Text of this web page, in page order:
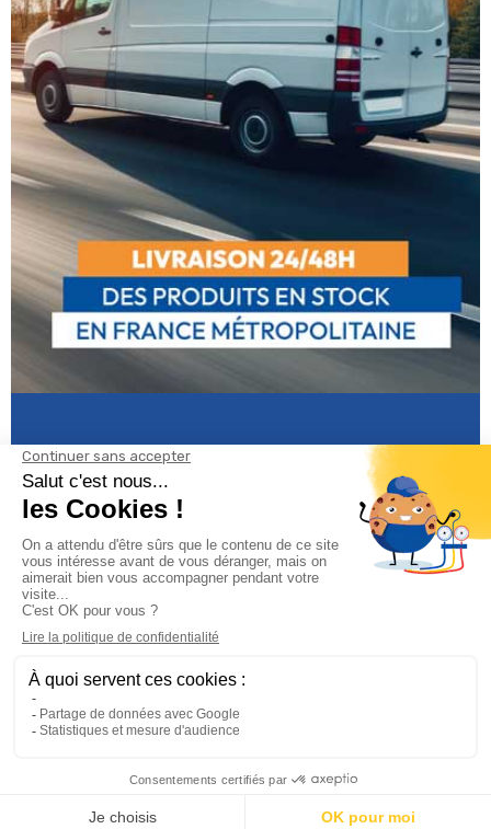
Informations
Climservice
Informations